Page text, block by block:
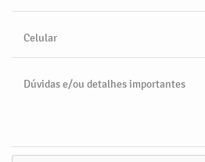
Celular
Dúvidas e/ou detalhes importantes